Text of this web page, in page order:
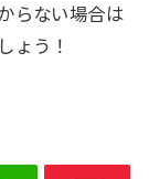
らない場合は
ょう！